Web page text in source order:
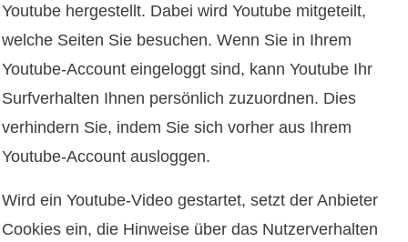
Youtube hergestellt. Dabei wird Youtube mitgeteilt,
welche Seiten Sie besuchen. Wenn Sie in Ihrem
Youtube-Account eingeloggt sind, kann Youtube Ihr
Surfverhalten Ihnen persönlich zuzuordnen. Dies
verhindern Sie, indem Sie sich vorher aus Ihrem
Youtube-Account ausloggen.
Wird ein Youtube-Video gestartet, setzt der Anbieter
Cookies ein, die Hinweise über das Nutzerverhalten